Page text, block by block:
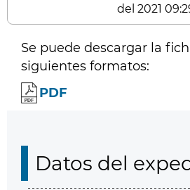
del 2021
Se puede descargar la
siguientes formatos:
PDF
Datos del